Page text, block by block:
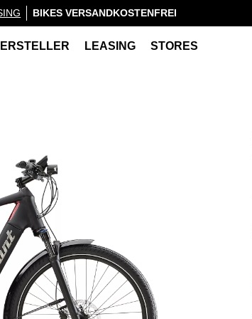
BIKES VERSANDKOSTENFREI
LEASING STORES